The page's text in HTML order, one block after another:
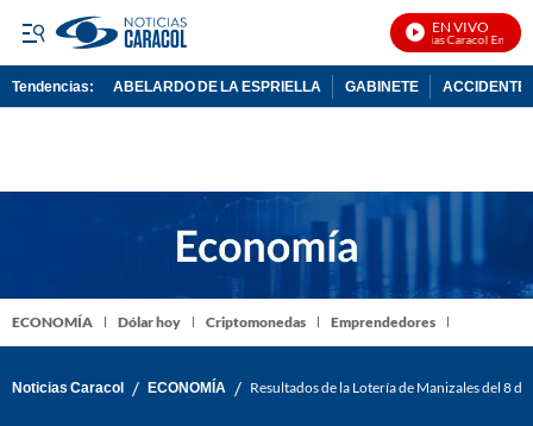
EN VIVO
Noticias Caracol En Vivo
Tendencias: ABELARDO DE LA ESPRIELLA GABINETE ACCIDENTE
ECONOMÍA Dólar hoy Criptomonedas Emprendedores
Noticias Caracol / ECONOMÍA / Resultados de la Lotería de Manizales del 8